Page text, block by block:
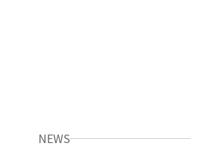
NEWS